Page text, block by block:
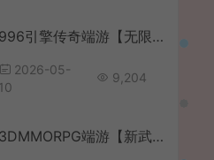
996引擎传奇端游【无限大陆单职业二十五大陆】最新整理WIN系一键即玩单机端+PC客户端+详细搭建教程
2026-05-
10
9,204
3DMMORPG端游【新武林外传401半世浮沉100级小天位版】最新整理单机一键即玩镜像端+Linux手工服务端+GM工具+网页注册+PC客户端+详细搭建教程